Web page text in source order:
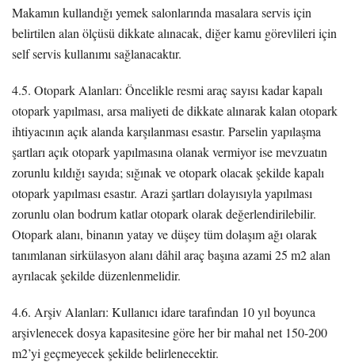
Makamın kullandığı yemek salonlarında masalara servis için
belirtilen alan ölçüsü dikkate alınacak, diğer kamu görevlileri için
self servis kullanımı sağlanacaktır.
4.5. Otopark Alanları: Öncelikle resmi araç sayısı kadar kapalı
otopark yapılması, arsa maliyeti de dikkate alınarak kalan otopark
ihtiyacının açık alanda karşılanması esastır. Parselin yapılaşma
şartları açık otopark yapılmasına olanak vermiyor ise mevzuatın
zorunlu kıldığı sayıda; sığınak ve otopark olacak şekilde kapalı
otopark yapılması esastır. Arazi şartları dolayısıyla yapılması
zorunlu olan bodrum katlar otopark olarak değerlendirilebilir.
Otopark alanı, binanın yatay ve düşey tüm dolaşım ağı olarak
tanımlanan sirkülasyon alanı dâhil araç başına azami 25 m2 alan
ayrılacak şekilde düzenlenmelidir.
4.6. Arşiv Alanları: Kullanıcı idare tarafından 10 yıl boyunca
arşivlenecek dosya kapasitesine göre her bir mahal net 150-200
m2’yi geçmeyecek şekilde belirlenecektir.